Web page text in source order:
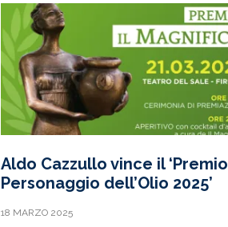
Aldo Cazzullo vince il ‘Premio
Personaggio dell’Olio 2025’
18 MARZO 2025